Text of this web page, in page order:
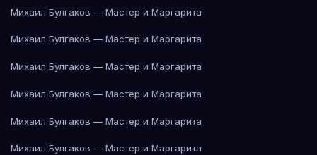
Михаил Булгаков — Мастер и Маргарита
Михаил Булгаков — Мастер и Маргарита
Михаил Булгаков — Мастер и Маргарита
Михаил Булгаков — Мастер и Маргарита
Михаил Булгаков — Мастер и Маргарита
Михаил Булгаков — Мастер и Маргарита